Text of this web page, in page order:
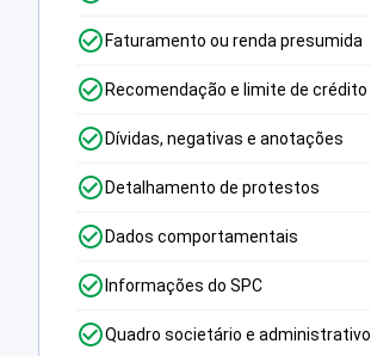
Faturamento ou renda presumida
Recomendação e limite de crédito
Dívidas, negativas e anotações
Detalhamento de protestos
Dados comportamentais
Informações do SPC
Quadro societário e administrativo